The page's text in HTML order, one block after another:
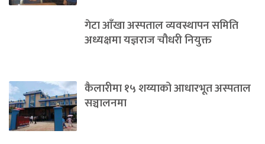
गेटा आँखा अस्पताल व्यवस्थापन समिति
अध्यक्षमा यज्ञराज चौधरी नियुक्त
कैलारीमा १५ शय्याको आधारभूत अस्पताल
सञ्चालनमा